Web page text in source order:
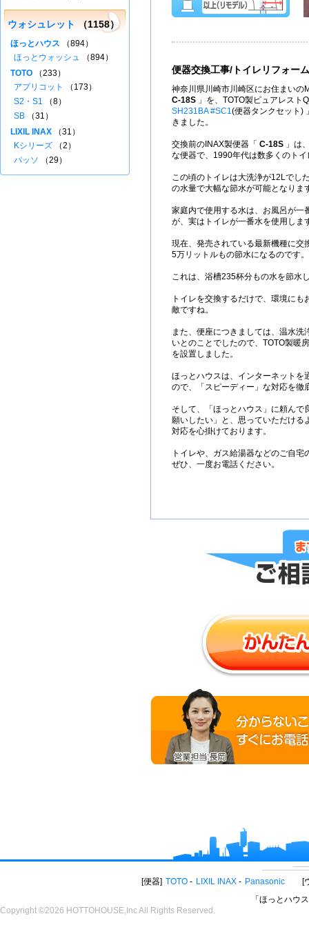
便器交換工事/トイレリフォーム
神奈川県川崎市川崎区にお住まいの
C-18S 」を、TOTO製ピュアレスト
SH231BA #SC1(便器タンクセット)
きました。
交換前のINAX製便器「 C-18S 」は
な便器で、1990年代は数多くのト
この頃のトイレは大洗浄が12Lでし
の水量で大幅な節水が可能となりま
家庭内で使用する水は、お風呂が一
が、実はトイレが一番水を使用しま
現在、発売されている最新機種に交
5万リットルもの節水になるのです。
これは、浴槽235杯分もの水を節水
トイレを交換するだけで、環境に
敵ですね。
また、便座につきましては、温水洗
いとのことでしたので、TOTO製暖
を設置しました。
ほっとハウスは、インターネットを
ので、「スピーディー」な対応を徹
そして、「ほっとハウス」に頼んで
願いしたい」と、思っていただける
対応を心掛けております。
トイレや、ガス給湯器などのご自
ぜひ、一度お電話ください。
ウォシュレット （1158）
ほっとハウス （894）
ほっとウォッシュ （894）
TOTO （233）
アプリコット
（173）
S2・S1 （8）
SB （31）
LIXIL INAX （31）
Kシリーズ （2）
パッソ （29）
便器 TOTO LIXIL INAX Panasonic
「ほっとハウ
Copyright ©2026 HOTTOHOUSE,Inc All Rights Reserved.